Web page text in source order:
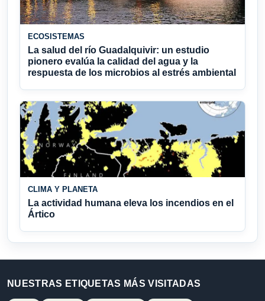
ECOSISTEMAS
La salud del río Guadalquivir: un estudio
pionero evalúa la calidad del agua y la
respuesta de los microbios al estrés ambiental
CLIMA Y PLANETA
La actividad humana eleva los incendios en el
Ártico
NUESTRAS ETIQUETAS MÁS VISITADAS